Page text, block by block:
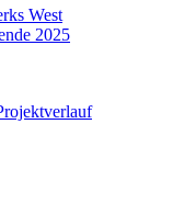
West
2025